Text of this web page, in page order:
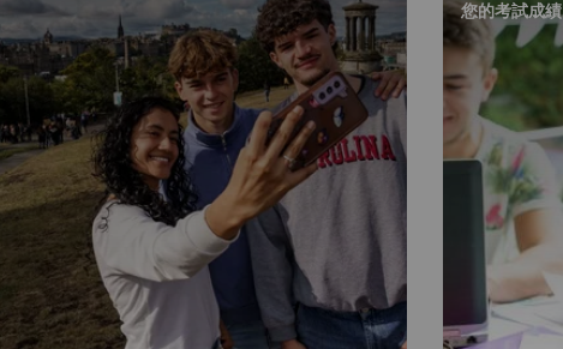
您的考試成績